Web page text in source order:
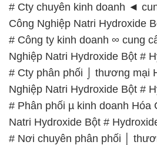
# Cty chuyên kinh doanh ◄
Công Nghiệp Natri Hydroxide
# Công ty kinh doanh ∞ cung
Nghiệp Natri Hydroxide Bột #
# Cty phân phối ⌡ thương mại
Nghiệp Natri Hydroxide Bột #
# Phân phối µ kinh doanh Hóa
Natri Hydroxide Bột #
# Nơi chuyên phân phối │